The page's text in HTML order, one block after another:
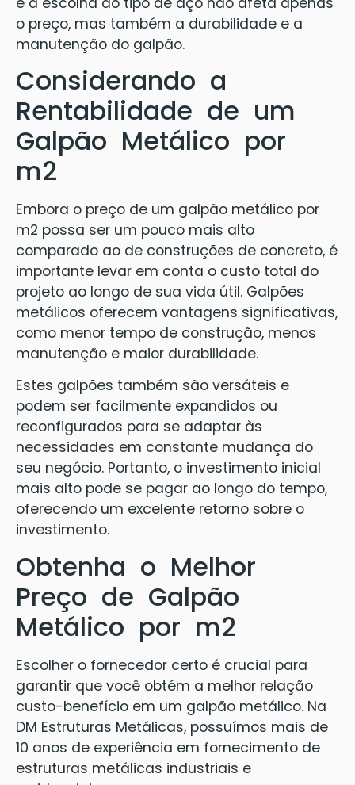
o preço, mas também a durabilidade e a
manutenção do galpão.
Considerando a
Rentabilidade de um
Galpão Metálico por
m2
Embora o preço de um galpão metálico por
m2 possa ser um pouco mais alto
comparado ao de construções de concreto, é
importante levar em conta o custo total do
projeto ao longo de sua vida útil. Galpões
metálicos oferecem vantagens significativas,
como menor tempo de construção, menos
manutenção e maior durabilidade.
Estes galpões também são versáteis e
podem ser facilmente expandidos ou
reconfigurados para se adaptar às
necessidades em constante mudança do
seu negócio. Portanto, o investimento inicial
mais alto pode se pagar ao longo do tempo,
oferecendo um excelente retorno sobre o
investimento.
Obtenha o Melhor
Preço de Galpão
Metálico por m2
Escolher o fornecedor certo é crucial para
garantir que você obtém a melhor relação
custo-benefício em um galpão metálico. Na
DM Estruturas Metálicas, possuímos mais de
10 anos de experiência em fornecimento de
estruturas metálicas industriais e